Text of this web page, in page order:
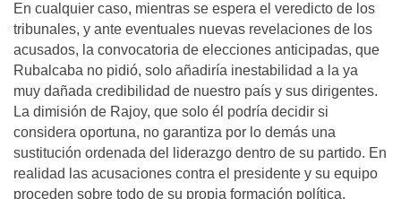
En cualquier caso, mientras se espera el veredicto de los
tribunales, y ante eventuales nuevas revelaciones de los
acusados, la convocatoria de elecciones anticipadas, que
Rubalcaba no pidió, solo añadiría inestabilidad a la ya
muy dañada credibilidad de nuestro país y sus dirigentes.
La dimisión de Rajoy, que solo él podría decidir si
considera oportuna, no garantiza por lo demás una
sustitución ordenada del liderazgo dentro de su partido. En
realidad las acusaciones contra el presidente y su equipo
proceden sobre todo de su propia formación política,